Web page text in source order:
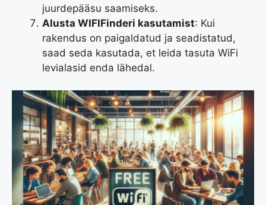
juurdepääsu saamiseks.
Alusta WIFIFinderi kasutamist: Kui
rakendus on paigaldatud ja seadistatud,
saad seda kasutada, et leida tasuta WiFi
levialasid enda lähedal.